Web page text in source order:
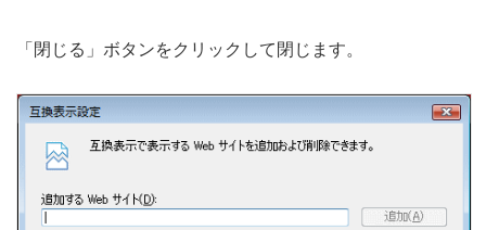
「閉じる」ボタンをクリックして閉じます。